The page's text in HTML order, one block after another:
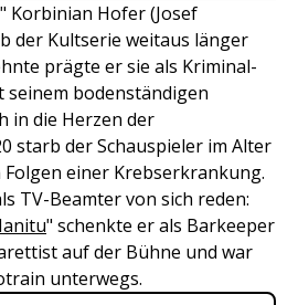
Korbinian Hofer (Josef
der Kultserie weitaus länger
prägte er sie als Kriminal-
bodenständigen
in die Herzen der
starb der Schauspieler im Alter
Folgen einer Krebserkrankung.
TV-Beamter von sich reden:
" schenkte er als Barkeeper
auf der Bühne und war
unterwegs.